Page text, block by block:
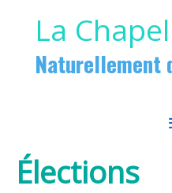
La
Naturellement
Élections